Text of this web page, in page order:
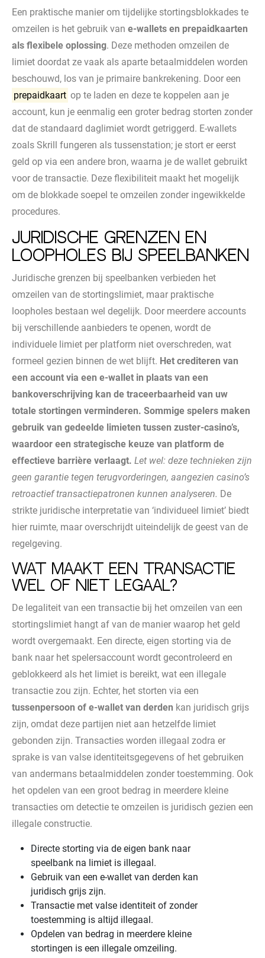
Een praktische manier om tijdelijke stortingsblokkades te
omzeilen is het gebruik van e-wallets en prepaidkaarten
als flexibele oplossing. Deze methoden omzeilen de
limiet doordat ze vaak als aparte betaalmiddelen worden
beschouwd, los van je primaire bankrekening. Door een
prepaidkaart op te laden en deze te koppelen aan je
account, kun je eenmalig een groter bedrag storten zonder
dat de standaard daglimiet wordt getriggerd. E-wallets
zoals Skrill fungeren als tussenstation; je stort er eerst
geld op via een andere bron, waarna je de wallet gebruikt
voor de transactie. Deze flexibiliteit maakt het mogelijk
om de blokkade soepel te omzeilen zonder ingewikkelde
procedures.
Juridische grenzen en
loopholes bij speelbanken
Juridische grenzen bij speelbanken verbieden het
omzeilen van de stortingslimiet, maar praktische
loopholes bestaan wel degelijk. Door meerdere accounts
bij verschillende aanbieders te openen, wordt de
individuele limiet per platform niet overschreden, wat
formeel gezien binnen de wet blijft. Het crediteren van
een account via een e-wallet in plaats van een
bankoverschrijving kan de traceerbaarheid van uw
totale stortingen verminderen. Sommige spelers maken
gebruik van gedeelde limieten tussen zuster-casino’s,
waardoor een strategische keuze van platform de
effectieve barrière verlaagt. Let wel: deze technieken zijn
geen garantie tegen terugvorderingen, aangezien casino’s
retroactief transactiepatronen kunnen analyseren. De
strikte juridische interpretatie van ‘individueel limiet’ biedt
hier ruimte, maar overschrijdt uiteindelijk de geest van de
regelgeving.
Wat maakt een transactie
wel of niet legaal?
De legaliteit van een transactie bij het omzeilen van een
stortingslimiet hangt af van de manier waarop het geld
wordt overgemaakt. Een directe, eigen storting via de
bank naar het spelersaccount wordt gecontroleerd en
geblokkeerd als het limiet is bereikt, wat een illegale
transactie zou zijn. Echter, het storten via een
tussenpersoon of e-wallet van derden kan juridisch grijs
zijn, omdat deze partijen niet aan hetzelfde limiet
gebonden zijn. Transacties worden illegaal zodra er
sprake is van valse identiteitsgegevens of het gebruiken
van andermans betaalmiddelen zonder toestemming. Ook
het opdelen van een groot bedrag in meerdere kleine
transacties om detectie te omzeilen is juridisch gezien een
illegale constructie.
Directe storting via de eigen bank naar
speelbank na limiet is illegaal.
Gebruik van een e-wallet van derden kan
juridisch grijs zijn.
Transactie met valse identiteit of zonder
toestemming is altijd illegaal.
Opdelen van bedrag in meerdere kleine
stortingen is een illegale omzeiling.